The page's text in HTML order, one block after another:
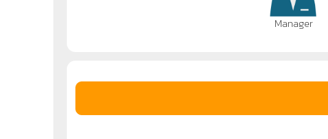
Manager